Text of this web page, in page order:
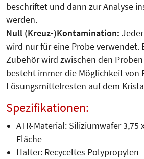
beschriftet und dann zur Analyse
werden.
Null (Kreuz-)Kontamination:
wird nur für eine Probe verwendet.
Zubehör wird zwischen den
besteht immer die Möglichkeit von
Lösungsmittelresten auf dem
Spezifikationen:
ATR-Material: Siliziumwafer 3,75
Fläche
Halter: Recyceltes Polypropylen